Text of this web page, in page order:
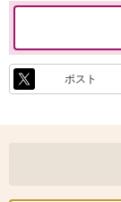
ポスト